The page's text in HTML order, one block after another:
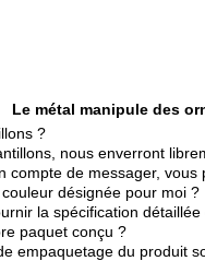
Le métal manipule des
?
nous enverront
compte de messager,
désignée pour moi ?
la spécification
paquet conçu ?
empaquetage du produit